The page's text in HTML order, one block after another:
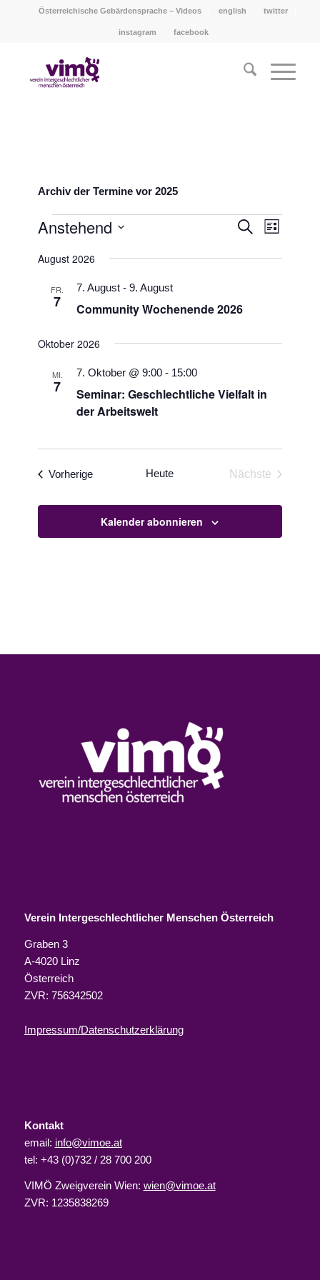
Österreichische Gebärdensprache – Videos english twitter
instagram facebook
Archiv der Termine vor 2025
Veranstaltungen Suche
Liste
Anstehend
wählen.
August 2026
FR.
7 Community Wochenende 2026
7. August -9. August
Oktober 2026
MI.
7
Seminar: Geschlechtliche Vielfalt in
der Arbeitswelt
7. Oktober @ 9:00 - 15:00
VorherigeVeranstaltungen
Heute
Nächste
Kalender abonnieren
Verein Intergeschlechtlicher Menschen Österreich
Graben 3
A-4020 Linz
Österreich
ZVR: 756342502
Impressum/Datenschutzerklärung
Kontakt
email: info@vimoe.at
tel: +43 (0)732 / 28 700 200
VIMÖ Zweigverein Wien: wien@vimoe.at
ZVR: 1235838269